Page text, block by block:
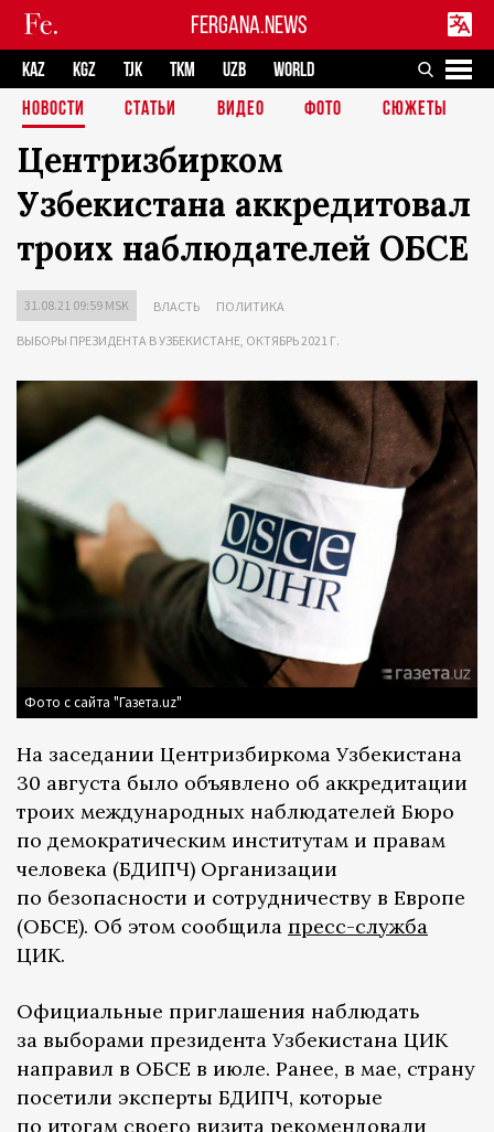
FERGANA.NEWS
KAZ KGZ TJK TKM UZB
WORLD
НОВОСТИ
СТАТЬИ ВИДЕО ФОТО СЮЖЕТЫ
Центризбирком
Узбекистана аккредитовал
троих наблюдателей ОБСЕ
31.08.21 09:59 MSK ВЛАСТЬ ПОЛИТИКА
ВЫБОРЫ ПРЕЗИДЕНТА В УЗБЕКИСТАНЕ, ОКТЯБРЬ 2021 Г.
Фото с сайта "Газета.uz"
На заседании Центризбиркома Узбекистана
30 августа было объявлено об аккредитации
троих международных наблюдателей Бюро
по демократическим институтам и правам
человека (БДИПЧ) Организации
по безопасности и сотрудничеству в Европе
(ОБСЕ). Об этом сообщила пресс-служба
ЦИК.
Официальные приглашения наблюдать
за выборами президента Узбекистана ЦИК
направил в ОБСЕ в июле. Ранее, в мае, страну
посетили эксперты БДИПЧ, которые
по итогам своего визита рекомендовали